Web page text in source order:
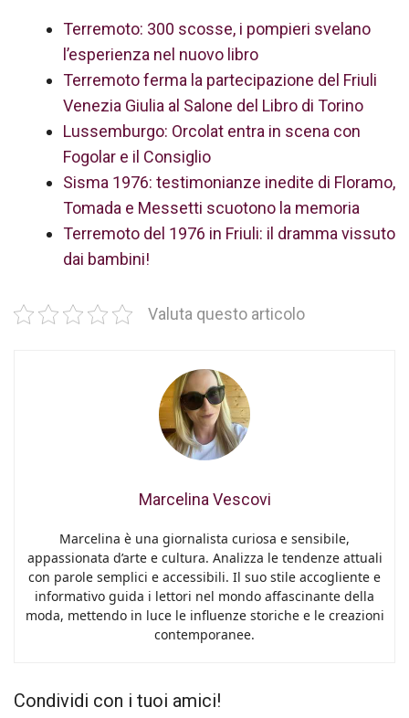
Terremoto: 300 scosse, i pompieri svelano
l’esperienza nel nuovo libro
Terremoto ferma la partecipazione del Friuli
Venezia Giulia al Salone del Libro di Torino
Lussemburgo: Orcolat entra in scena con
Fogolar e il Consiglio
Sisma 1976: testimonianze inedite di Floramo,
Tomada e Messetti scuotono la memoria
Terremoto del 1976 in Friuli: il dramma vissuto
dai bambini!
Valuta questo articolo
Marcelina Vescovi
Marcelina è una giornalista curiosa e sensibile,
appassionata d’arte e cultura. Analizza le tendenze attuali
con parole semplici e accessibili. Il suo stile accogliente e
informativo guida i lettori nel mondo affascinante della
moda, mettendo in luce le influenze storiche e le creazioni
contemporanee.
Condividi con i tuoi amici!